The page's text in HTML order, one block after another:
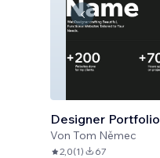
Designer Portfolio
Von Tom Němec
2,0(1) 67